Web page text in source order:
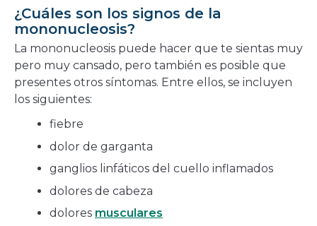
¿Cuáles son los signos de la
mononucleosis?
La mononucleosis puede hacer que te sientas muy
pero muy cansado, pero también es posible que
presentes otros síntomas. Entre ellos, se incluyen
los siguientes:
fiebre
dolor de garganta
ganglios linfáticos del cuello inflamados
dolores de cabeza
dolores musculares